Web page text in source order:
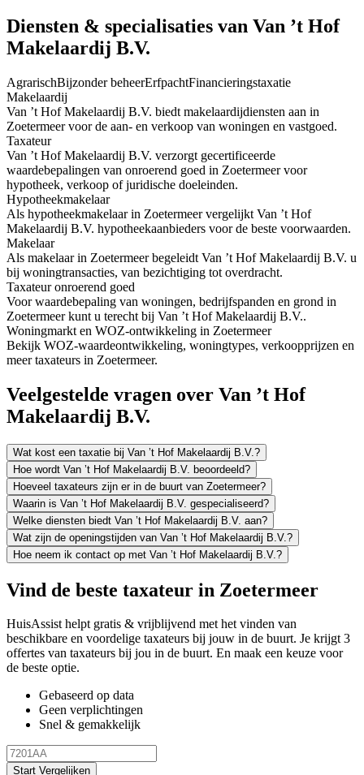
Diensten & specialisaties van Van ’t Hof
Makelaardij B.V.
AgrarischBijzonder beheerErfpachtFinancieringstaxatie
Makelaardij
Van ’t Hof Makelaardij B.V. biedt makelaardijdiensten aan in
Zoetermeer voor de aan- en verkoop van woningen en vastgoed.
Taxateur
Van ’t Hof Makelaardij B.V. verzorgt gecertificeerde
waardebepalingen van onroerend goed in Zoetermeer voor
hypotheek, verkoop of juridische doeleinden.
Hypotheekmakelaar
Als hypotheekmakelaar in Zoetermeer vergelijkt Van ’t Hof
Makelaardij B.V. hypotheekaanbieders voor de beste voorwaarden.
Makelaar
Als makelaar in Zoetermeer begeleidt Van ’t Hof Makelaardij B.V. u
bij woningtransacties, van bezichtiging tot overdracht.
Taxateur onroerend goed
Voor waardebepaling van woningen, bedrijfspanden en grond in
Zoetermeer kunt u terecht bij Van ’t Hof Makelaardij B.V..
Woningmarkt en WOZ-ontwikkeling in Zoetermeer
Bekijk WOZ-waardeontwikkeling, woningtypes, verkoopprijzen en
meer taxateurs in Zoetermeer.
Veelgestelde vragen over Van ’t Hof
Makelaardij B.V.
Wat kost een taxatie bij Van ’t Hof Makelaardij B.V.?
Hoe wordt Van ’t Hof Makelaardij B.V. beoordeeld?
Hoeveel taxateurs zijn er in de buurt van Zoetermeer?
Waarin is Van ’t Hof Makelaardij B.V. gespecialiseerd?
Welke diensten biedt Van ’t Hof Makelaardij B.V. aan?
Wat zijn de openingstijden van Van ’t Hof Makelaardij B.V.?
Hoe neem ik contact op met Van ’t Hof Makelaardij B.V.?
Vind de beste taxateur in Zoetermeer
HuisAssist helpt gratis & vrijblijvend met het vinden van
beschikbare en voordelige taxateurs bij jouw in de buurt. Je krijgt 3
offertes van taxateurs bij jou in de buurt. En maak een keuze voor
de beste optie.
Gebaseerd op data
Geen verplichtingen
Snel & gemakkelijk
Start Vergelijken